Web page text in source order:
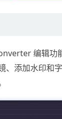
编辑功
、添加水印和